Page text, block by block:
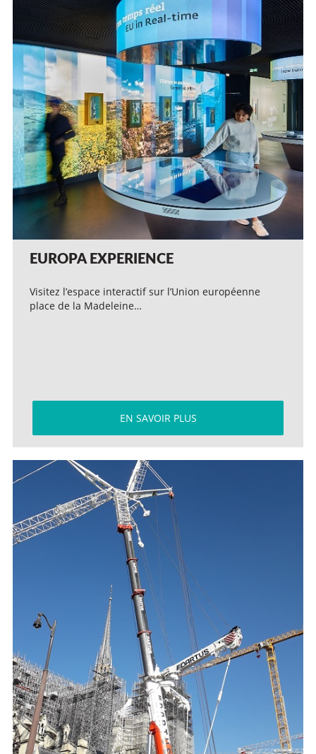
EUROPA EXPERIENCE
Visitez l’espace interactif sur l’Union européenne
place de la Madeleine…
EN SAVOIR PLUS